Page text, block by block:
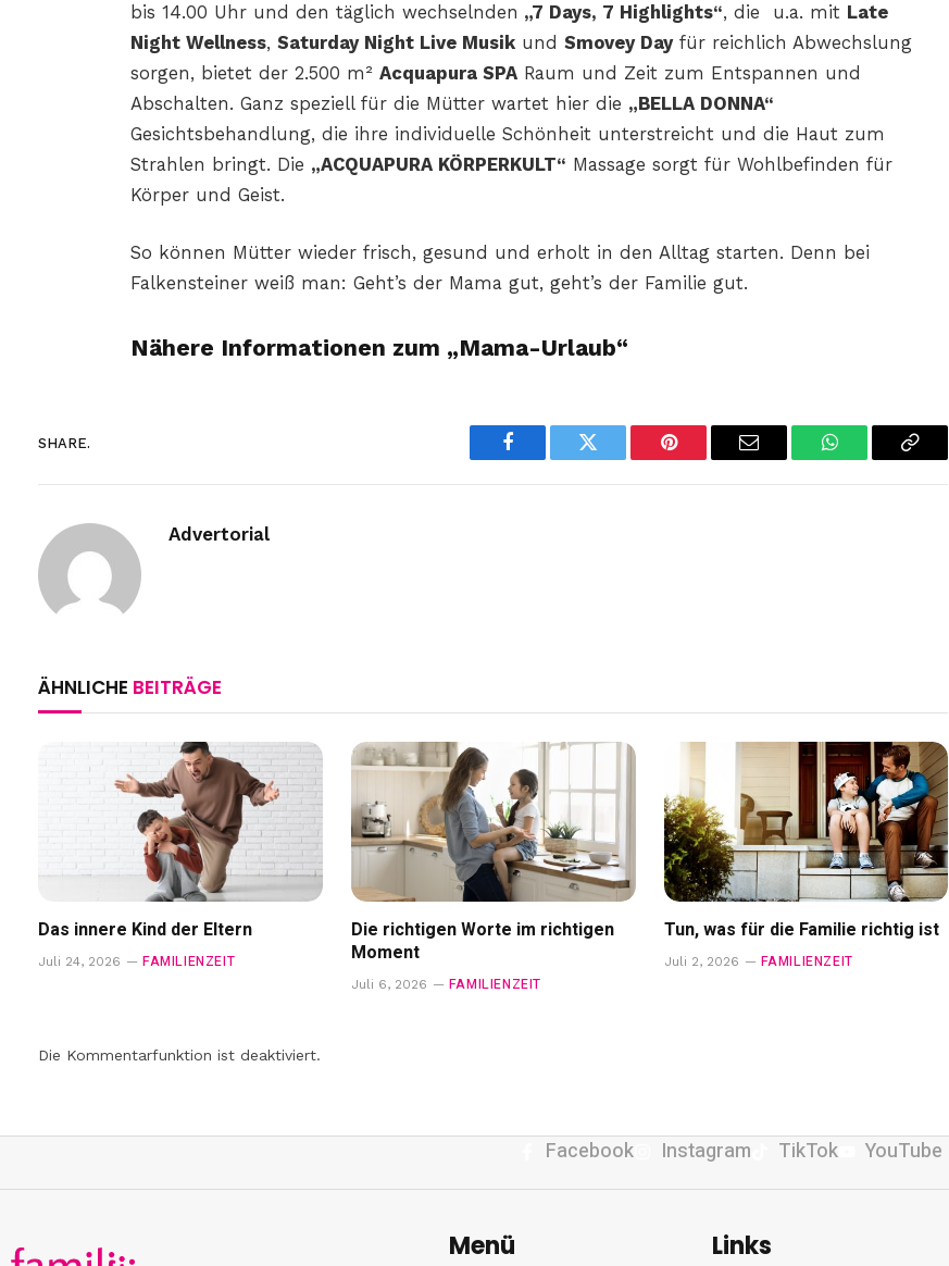
bis 14.00 Uhr und den täglich wechselnden „7 Days, 7 Highlights“, die u.a. mit Late
Night Wellness, Saturday Night Live Musikund Smovey Dayfür reichlich Abwechslung
sorgen, bietet der 2.500 m² Acquapura SPARaum und Zeit zum Entspannen und
Abschalten. Ganz speziell für die Mütter wartet hier die „BELLA DONNA“
Gesichtsbehandlung, die ihre individuelle Schönheit unterstreicht und die Haut zum
Strahlen bringt. Die „ACQUAPURA KÖRPERKULT“ Massage sorgt für Wohlbefinden für
Körper und Geist.
So können Mütter wieder frisch, gesund und erholt in den Alltag starten. Denn bei
Falkensteiner weiß man: Geht’s der Mama gut, geht’s der Familie gut.
Nähere Informationen zum „Mama-Urlaub“
SHARE.
Facebook Twitter Pinterest Email WhatsAppCopy
Advertorial
ÄHNLICHE BEITRÄGE
Das innere Kind der Eltern
Juli 24, 2026 FAMILIENZEIT
Die richtigen Worte im richtigen
Moment
Juli 6, 2026 FAMILIENZEIT
Tun, was für die Familie richtig ist
Juli 2, 2026 FAMILIENZEIT
Die Kommentarfunktion ist deaktiviert.
Facebook Instagram TikTok YouTube
Menü Links